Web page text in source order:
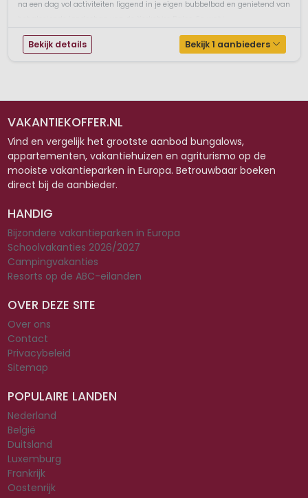
na een dag vol activiteiten liggend in je eigen bubbelbad en genietend van
Bekijk details Bekijk 1 aanbieders
VAKANTIEKOFFER.NL
Vind en vergelijk het grootste aanbod bungalows,
appartementen, vakantiehuizen en agriturismo op de
mooiste vakantieparken in Europa. Betrouwbaar boeken
direct bij de aanbieder.
HANDIG
Bijzondere vakantieparken in Europa
Schoolvakanties 2026/2027
Campingvakanties
Resorts op de ABC-eilanden
OVER DEZE SITE
Over ons
Contact
Privacybeleid
Sitemap
POPULAIRE LANDEN
Nederland
België
Duitsland
Luxemburg
Frankrijk
Oostenrijk